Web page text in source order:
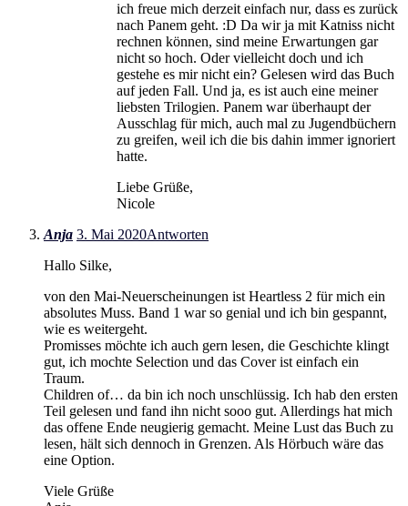
ich freue mich derzeit einfach nur, dass es zurück
nach Panem geht. :D Da wir ja mit Katniss nicht
rechnen können, sind meine Erwartungen gar
nicht so hoch. Oder vielleicht doch und ich
gestehe es mir nicht ein? Gelesen wird das Buch
auf jeden Fall. Und ja, es ist auch eine meiner
liebsten Trilogien. Panem war überhaupt der
Ausschlag für mich, auch mal zu Jugendbüchern
zu greifen, weil ich die bis dahin immer ignoriert
hatte.
Liebe Grüße,
Nicole
Anja 3. Mai 2020Antworten
Hallo Silke,
von den Mai-Neuerscheinungen ist Heartless 2 für mich ein
absolutes Muss. Band 1 war so genial und ich bin gespannt,
wie es weitergeht.
Promisses möchte ich auch gern lesen, die Geschichte klingt
gut, ich mochte Selection und das Cover ist einfach ein
Traum.
Children of… da bin ich noch unschlüssig. Ich hab den ersten
Teil gelesen und fand ihn nicht sooo gut. Allerdings hat mich
das offene Ende neugierig gemacht. Meine Lust das Buch zu
lesen, hält sich dennoch in Grenzen. Als Hörbuch wäre das
eine Option.
Viele Grüße